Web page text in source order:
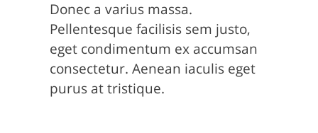
Donec a varius massa.
Pellentesque facilisis sem justo,
eget condimentum ex accumsan
consectetur. Aenean iaculis eget
purus at tristique.